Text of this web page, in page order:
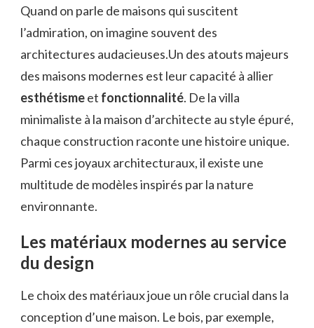
Quand on parle de maisons qui suscitent
l’admiration, on imagine souvent des
architectures audacieuses.Un des atouts majeurs
des maisons modernes est leur capacité à allier
esthétismeet fonctionnalité. De la villa
minimaliste à la maison d’architecte au style épuré,
chaque construction raconte une histoire unique.
Parmi ces joyaux architecturaux, il existe une
multitude de modèles inspirés par la nature
environnante.
Les matériaux modernes au service
du design
Le choix des matériaux joue un rôle crucial dans la
conception d’une maison. Le bois, par exemple,